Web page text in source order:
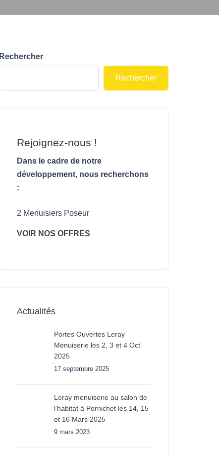
Rechercher
Rechercher
Rejoignez-nous !
Dans le cadre de notre
développement, nous recherchons
:
2 Menuisiers Poseur
VOIR NOS OFFRES
Actualités
Portes Ouvertes Leray
Menuiserie les 2, 3 et 4 Oct
2025
17 septembre 2025
Leray menuiserie au salon de
l’habitat à Pornichet les 14, 15
et 16 Mars 2025
9 mars 2023